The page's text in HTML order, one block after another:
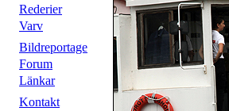
Rederier
Varv
Bildreportage
Forum
Länkar
Kontakt